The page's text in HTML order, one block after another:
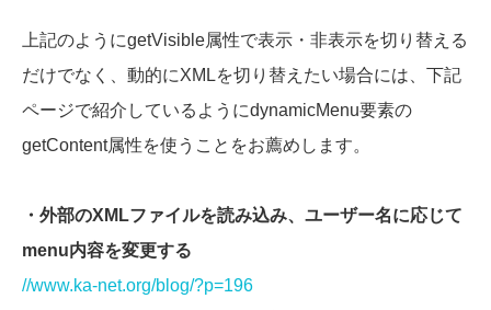
上記のようにgetVisible属性で表示・非表示を切り替える
だけでなく、動的にXMLを切り替えたい場合には、下記
ページで紹介しているようにdynamicMenu要素の
getContent属性を使うことをお薦めします。
・外部のXMLファイルを読み込み、ユーザー名に応じて
menu内容を変更する
//www.ka-net.org/blog/?p=196